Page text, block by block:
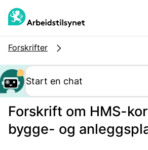
hovedinnhold
Forskrifter
Forskrift om HMS-
bygge- og